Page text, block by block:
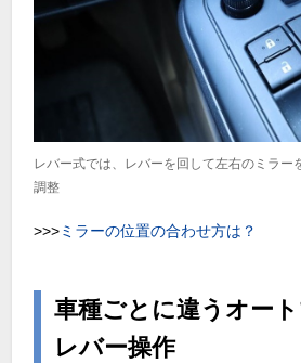
レバー式では、レバーを回して左右のミラー
調整
>>>ミラーの位置の合わせ方は？
車種ごとに違うオー
レバー操作